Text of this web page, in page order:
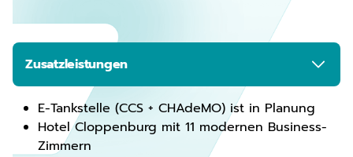
Zusatzleistungen
E-Tankstelle (CCS + CHAdeMO) ist in Planung
Hotel Cloppenburg mit 11 modernen Business-
Zimmern